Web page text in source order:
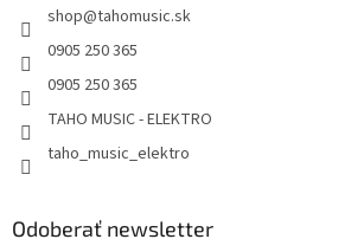
shop@tahomusic.sk
0905 250 365
0905 250 365
TAHO MUSIC - ELEKTRO
taho_music_elektro
Odoberať newsletter